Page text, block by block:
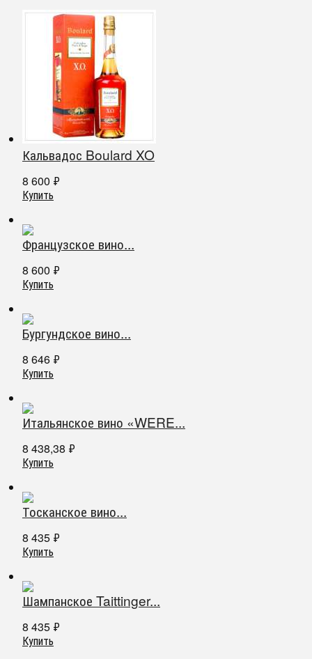
Кальвадос Boulard XO
8 600 ₽
Купить
Французское вино...
8 600 ₽
Купить
Бургундское вино...
8 646 ₽
Купить
Итальянское вино «WERE...
8 438,38 ₽
Купить
Тосканское вино...
8 435 ₽
Купить
Шампанское Taittinger...
8 435 ₽
Купить